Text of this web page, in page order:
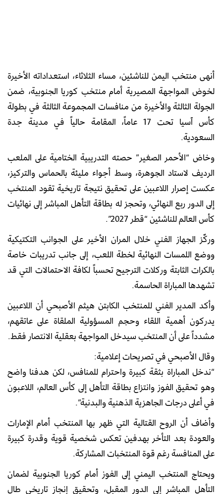
أنهى منتخب اليمن للناشئين، مساء الثلاثاء، استعداداته الأخيرة
لخوض المواجهة المصيرية أمام منتخب كوريا الجنوبية، ضمن
الجولة الثالثة والأخيرة من منافسات المجموعة الثالثة في بطولة
كأس آسيا تحت 17 عاماً، المقامة حالياً في مدينة جدة
السعودية.
وخاض “الأحمر الصغير” حصته التدريبية الختامية على الملعب
الرديف لاستاد الجوهرة، وسط أجواء مليئة بالحماس والتركيز،
عكست إصرار اللاعبين على تحقيق نتيجة تاريخية تقود المنتخب
إلى الدور ربع النهائي، وتحجز له بطاقة التأهل المباشر إلى نهائيات
كأس العالم للناشئين “قطر 2027”.
وركّز الجهاز الفني خلال المران الأخير على الجوانب التكتيكية
ووضع اللمسات النهائية لخطة اللعب، إلى جانب تدريبات خاصة
بالكرات الثابتة وركلات الترجيح تحسباً لكافة الاحتمالات التي قد
تشهدها المباراة الحاسمة.
وأكد المدير الفني للمنتخب الكابتن هيثم الأصبحي أن اللاعبين
يدركون أهمية اللقاء وحجم المسؤولية الملقاة على عاتقهم،
مشدداً على أن المنتخب سيدخل المواجهة بعقلية الانتصار فقط.
وقال الأصبحي في تصريحات إعلامية:
“ندخل المباراة بثقة كبيرة واحترام للمنافس، لكن هدفنا واضح
وهو تحقيق الفوز وانتزاع بطاقة التأهل إلى كأس العالم، اللاعبون
في أعلى درجات الجاهزية الذهنية والبدنية”.
وأضاف أن الروح القتالية التي ظهر بها المنتخب أمام الإمارات
والعودة بعد التأخر بهدفين تعكس شخصية قوية وقدرة كبيرة
على المنافسة رغم قوة المنتخبات المشاركة.
ويحتاج المنتخب اليمني إلى الفوز أمام كوريا الجنوبية لضمان
التأهل المباشر إلى الدور المقبل، وتحقيق إنجاز تاريخي طال